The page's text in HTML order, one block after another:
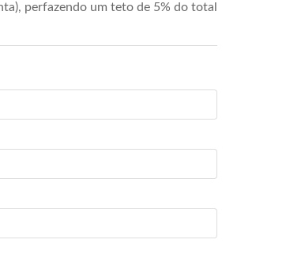
perfazendo um teto de 5% do total